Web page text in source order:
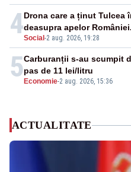
4Social -2 aug. 2026, 19:28
Drona care a ținut Tulcea
deasupra apelor
5 Economie-2 aug. 2026, 15:36
Carburanții s-au scumpit
pas de 11 lei/litru
ACTUALITATE